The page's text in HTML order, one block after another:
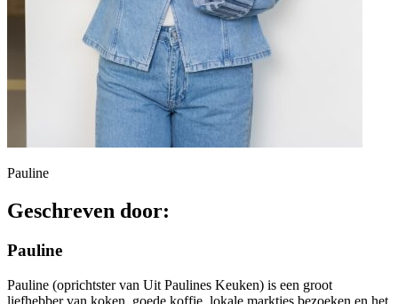
Pauline
Geschreven door:
Pauline
Pauline (oprichtster van Uit Paulines Keuken) is een groot
liefhebber van koken, goede koffie, lokale marktjes bezoeken en het